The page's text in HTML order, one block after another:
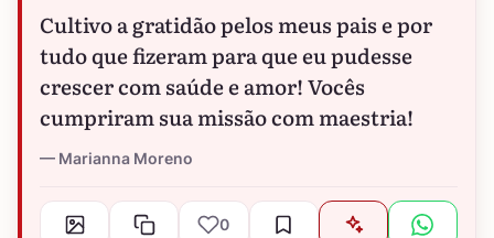
Cultivo a gratidão pelos meus pais e por
tudo que fizeram para que eu pudesse
crescer com saúde e amor! Vocês
cumpriram sua missão com maestria!
Marianna Moreno
0